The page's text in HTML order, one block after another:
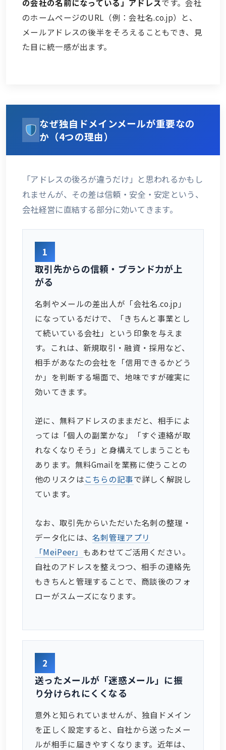
の会社の名前になっている」アドレスです。会社
のホームページのURL（例：会社名.co.jp）と、
メールアドレスの後半をそろえることもでき、見
た目に統一感が出ます。
なぜ独自ドメインメールが重要なの
か（4つの理由）
「アドレスの後ろが違うだけ」と思われるかもし
れませんが、その差は信頼・安全・安定という、
会社経営に直結する部分に効いてきます。
1
取引先からの信頼・ブランド力が上
がる
名刺やメールの差出人が「会社名.co.jp」
になっているだけで、「きちんと事業とし
て続いている会社」という印象を与えま
す。これは、新規取引・融資・採用など、
相手があなたの会社を「信用できるかどう
か」を判断する場面で、地味ですが確実に
効いてきます。
逆に、無料アドレスのままだと、相手によ
っては「個人の副業かな」「すぐ連絡が取
れなくなりそう」と身構えてしまうことも
あります。無料Gmailを業務に使うことの
他のリスクはこちらの記事で詳しく解説し
ています。
なお、取引先からいただいた名刺の整理・
データ化には、名刺管理アプリ
「MeiPeer」 もあわせてご活用ください。
自社のアドレスを整えつつ、相手の連絡先
もきちんと管理することで、商談後のフォ
ローがスムーズになります。
2
送ったメールが「迷惑メール」に振
り分けられにくくなる
意外と知られていませんが、独自ドメイン
を正しく設定すると、自社から送ったメー
ルが相手に届きやすくなります。近年は、